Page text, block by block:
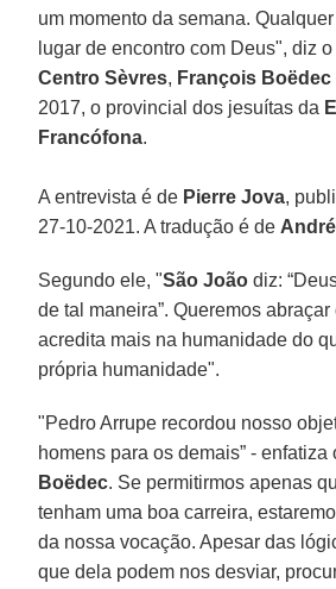
um momento da semana.
lugar de encontro com Deus", diz
Centro Sèvres, François Boëdec
2017, o provincial dos jesuítas da
Francófona.
A entrevista é de Pierre Jova,
27-10-2021. A tradução é de
Segundo ele, "São João diz:
de tal maneira”. Queremos
acredita mais na humanidade do
própria humanidade".
"Pedro Arrupe recordou nosso
homens para os demais” - enfatiza
Boëdec. Se permitirmos apenas
tenham uma boa carreira,
da nossa vocação. Apesar das
que dela podem nos desviar,